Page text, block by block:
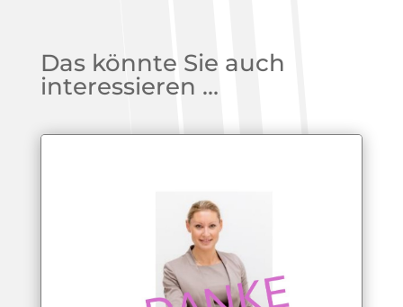
Das könnte Sie auch
interessieren …